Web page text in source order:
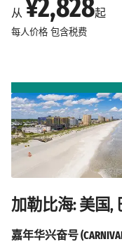
从 ¥2,828起
每人价格 包含税费
加勒比海: 美国,
嘉年华兴奋号